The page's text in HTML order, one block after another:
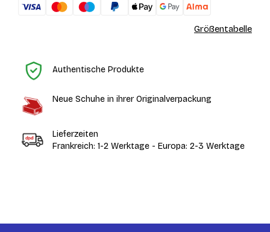
Größentabelle
Authentische Produkte
Neue Schuhe in ihrer Originalverpackung
Lieferzeiten
Frankreich: 1-2 Werktage - Europa: 2-3 Werktage